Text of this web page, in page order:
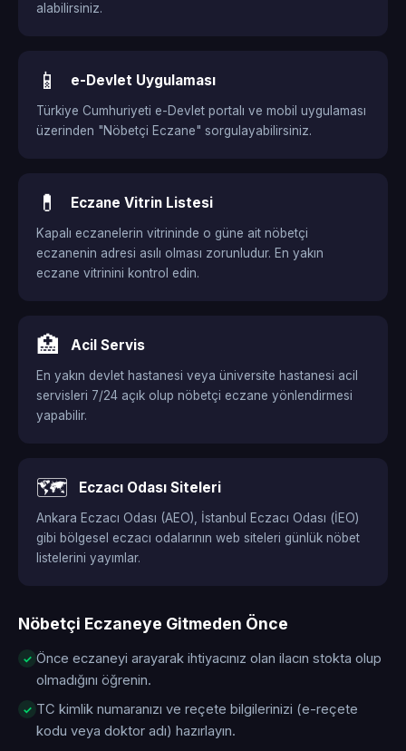
alabilirsiniz.
📱 e-Devlet Uygulaması
Türkiye Cumhuriyeti e-Devlet portalı ve mobil uygulaması
üzerinden "Nöbetçi Eczane" sorgulayabilirsiniz.
💊 Eczane Vitrin Listesi
Kapalı eczanelerin vitrininde o güne ait nöbetçi
eczanenin adresi asılı olması zorunludur. En yakın
eczane vitrinini kontrol edin.
🏥 Acil Servis
En yakın devlet hastanesi veya üniversite hastanesi acil
servisleri 7/24 açık olup nöbetçi eczane yönlendirmesi
yapabilir.
🗺️ Eczacı Odası Siteleri
Ankara Eczacı Odası (AEO), İstanbul Eczacı Odası (İEO)
gibi bölgesel eczacı odalarının web siteleri günlük nöbet
listelerini yayımlar.
Nöbetçi Eczaneye Gitmeden Önce
Önce eczaneyi arayarak ihtiyacınız olan ilacın stokta olup
olmadığını öğrenin.
TC kimlik numaranızı ve reçete bilgilerinizi (e-reçete
kodu veya doktor adı) hazırlayın.